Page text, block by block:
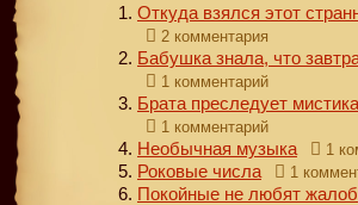
Откуда взялся этот
2 комментария
Бабушка знала, что
1 комментарий
Брата преследует мистика
1 комментарий
Необычная музыка 1
Роковые числа 1
Покойные не любят жалоб